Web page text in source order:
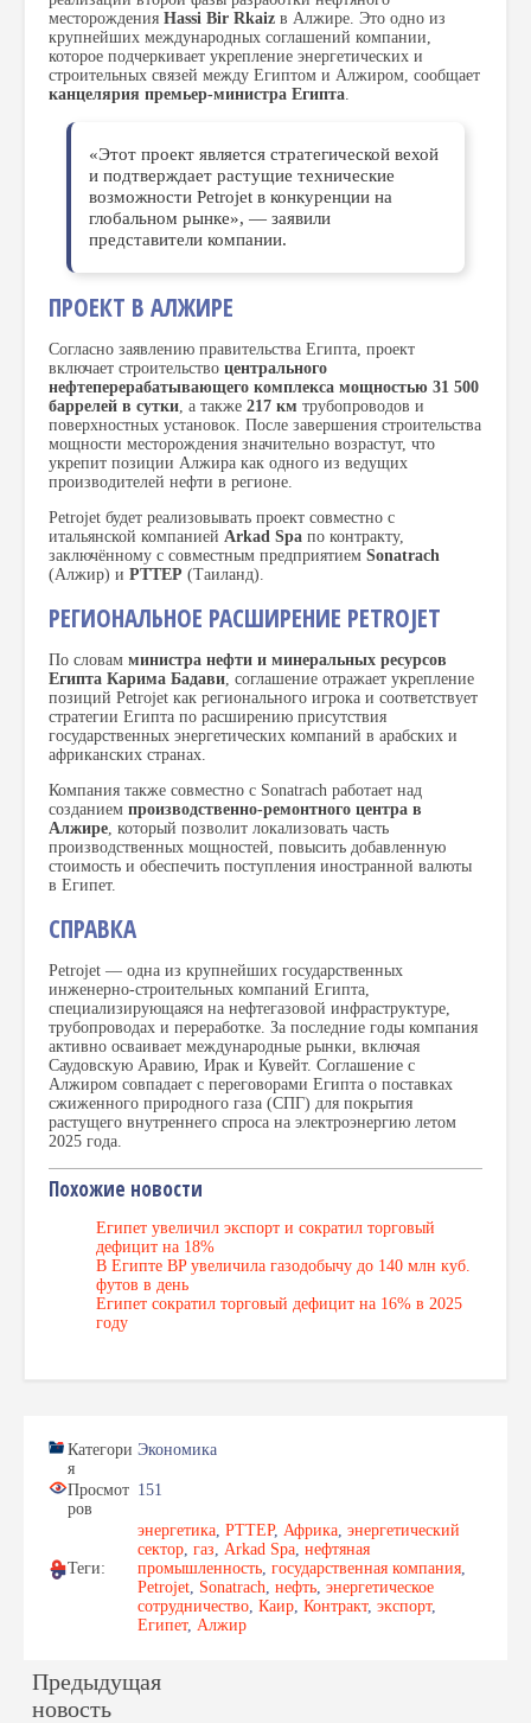
месторождения Hassi Bir Rkaiz в Алжире. Это одно из
крупнейших международных соглашений компании,
которое подчеркивает укрепление энергетических и
строительных связей между Египтом и Алжиром, сообщает
канцелярия премьер-министра Египта
«Этот проект является стратегической вехой
и подтверждает растущие технические
возможности Petrojet в конкуренции на
глобальном рынке», — заявили
представители компании.
ПРОЕКТ В АЛЖИРЕ
Согласно заявлению правительства Египта, проект
включает строительство центрального
нефтеперерабатывающего комплекса мощностью 31 500
баррелей в сутки, а также 217 км трубопроводов и
поверхностных установок. После завершения строительства
мощности месторождения значительно возрастут, что
укрепит позиции Алжира как одного из ведущих
производителей нефти в регионе.
Petrojet будет реализовывать проект совместно с
итальянской компанией Arkad Spa по контракту,
заключённому с совместным предприятием Sonatrach
(Алжир) и PTTEP (Таиланд).
РЕГИОНАЛЬНОЕ РАСШИРЕНИЕ PETROJET
По словам министра нефти и минеральных ресурсов
Египта Карима Бадави, соглашение отражает укрепление
позиций Petrojet как регионального игрока и соответствует
стратегии Египта по расширению присутствия
государственных энергетических компаний в арабских и
африканских странах.
Компания также совместно с Sonatrach работает над
созданием производственно-ремонтного центра в
Алжире, который позволит локализовать часть
производственных мощностей, повысить добавленную
стоимость и обеспечить поступления иностранной валюты
в Египет.
СПРАВКА
Petrojet — одна из крупнейших государственных
инженерно-строительных компаний Египта,
специализирующаяся на нефтегазовой инфраструктуре,
трубопроводах и переработке. За последние годы компания
активно осваивает международные рынки, включая
Саудовскую Аравию, Ирак и Кувейт. Соглашение с
Алжиром совпадает с переговорами Египта о поставках
сжиженного природного газа (СПГ) для покрытия
растущего внутреннего спроса на электроэнергию летом
2025 года.
Похожие новости
Египет увеличил экспорт и сократил торговый
дефицит на 18%
В Египте BP увеличила газодобычу до 140 млн куб.
футов в день
Египет сократил торговый дефицит на 16% в 2025
году
Категори
я
Экономика
Просмот
ров
151
Теги:
энергетика, PTTEP, Африка, энергетический
сектор, газ, Arkad Spa, нефтяная
промышленность, государственная компания,
Petrojet, Sonatrach, нефть, энергетическое
сотрудничество, Каир, Контракт, экспорт,
Египет, Алжир
Предыдущая
новость